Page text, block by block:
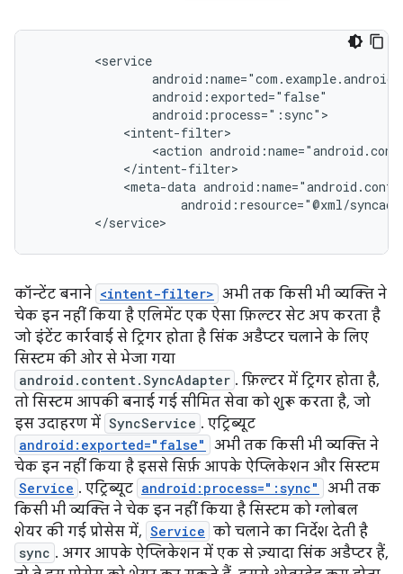
<action
<meta-data
android:resource="@xml/
</service>
कॉन्टेंट बनाने <intent-filter> अभी तक किसी भी व्यक्ति ने
चेक इन नहीं किया है एलिमेंट एक ऐसा फ़िल्टर सेट अप करता है
जो इंटेंट कार्रवाई से ट्रिगर होता है सिंक अडैप्टर चलाने के लिए
सिस्टम की ओर से भेजा गया
android.content.SyncAdapter . फ़िल्टर में ट्रिगर होता है,
तो सिस्टम आपकी बनाई गई सीमित सेवा को शुरू करता है, जो
इस उदाहरण में SyncService . एट्रिब्यूट
android:exported="false"
अभी तक किसी भी व्यक्ति ने
चेक इन नहीं किया है इससे सिर्फ़ आपके ऐप्लिकेशन और सिस्टम
Service . एट्रिब्यूट android:process=":sync"
अभी तक
किसी भी व्यक्ति ने चेक इन नहीं किया है सिस्टम को ग्लोबल
शेयर की गई प्रोसेस में, Service को चलाने का निर्देश देती है
sync . अगर आपके ऐप्लिकेशन में एक से ज़्यादा सिंक अडैप्टर हैं,